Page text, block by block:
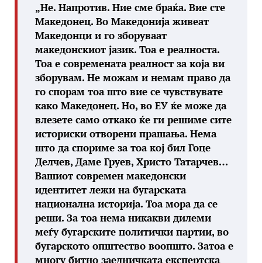
„Не. Напротив. Ние сме браќа. Вие сте
Македонец. Во Македонија живеат
Македонци и го зборуваат
македонскиот јазик. Тоа е реалноста.
Тоа е современата реалност за која ви
зборувам. Не можам и немам право да
го спорам тоа што вие се чувствувате
како Македонец. Но, во ЕУ ќе може да
влезете само откако ќе ги решиме сите
историски отворени прашања. Нема
што да спориме за тоа кој бил Гоце
Делчев, Даме Груев, Христо Татарчев…
Вашиот современ македонски
идентитет лежи на бугарската
национална историја. Тоа мора да се
реши. За тоа нема никакви дилеми
меѓу бугарските политички партии, во
бугарското општество воопшто. Затоа е
многу битно заедничката експертска